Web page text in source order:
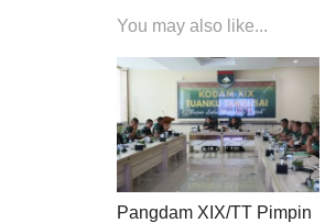
You may also like...
Pangdam XIX/TT Pimpin